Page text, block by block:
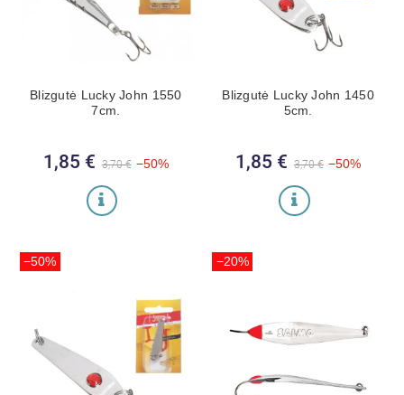
Blizgutė Lucky John 1550
7cm.
Bazinė kaina
3,70 € −50%
Kaina
1,85 €
Blizgutė Lucky John 1450
5cm.
Bazinė kaina
3,70 € −50%
Kaina
1,85 €
−50% −20%